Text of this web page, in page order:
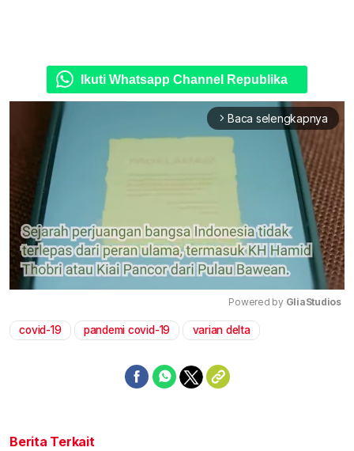
Ikuti Whatsapp Channel Republika
arrow_forward_ios Baca selengkapnya
Powered by GliaStudios
covid-19 pandemi covid-19 varian delta
Berita Terkait